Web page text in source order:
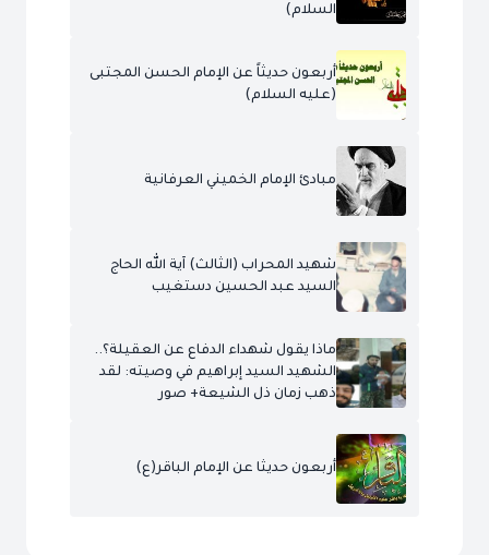
السلام)
أربعون حديثاً عن الإمام الحسن المجتبى
(عليه السلام)
مبادئ الإمام الخميني العرفانية
شهيد المحراب (الثالث) آية الله الحاج
السيد عبد الحسين دستغيب
ماذا يقول شهداء الدفاع عن العقيلة؟..
الشهيد السيد إبراهيم في وصيته: لقد
ذهب زمان ذل الشيعة+ صور
أربعون حديثا عن الإمام الباقر(ع)